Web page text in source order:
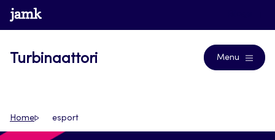
Siirry
suoraan
www.jamk.fi
Turbinaattori Menu
Home esport